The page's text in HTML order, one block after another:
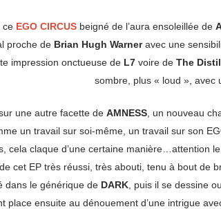
ce EGO CIRCUS beigné de l’aura ensoleillée de
proche de Brian Hugh Warneravec une
impression onctueuse de L7voire de The
sombre, plus « loud », avec
une autre facette de AMNESS , un nouveau
un travail sur soi-même, un travail sur son
cela claque d’une certaine manière…attention le
cet EP très réussi, très abouti, tenu à bout de
dans le générique de DARK, puis il se dessine
place ensuite au dénouement d’une intrigue